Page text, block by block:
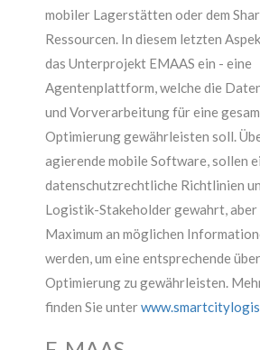
mobiler Lagerstätten oder dem
Ressourcen. In diesem letzten
das Unterprojekt EMAAS ein - eine
Agentenplattform, welche die
und Vorverarbeitung für eine
Optimierung gewährleisten soll.
agierende mobile Software, sollen
datenschutzrechtliche Richtlinien
Logistik-Stakeholder gewahrt,
Maximum an möglichen
werden, um eine entsprechende
Optimierung zu gewährleisten.
finden Sie unter